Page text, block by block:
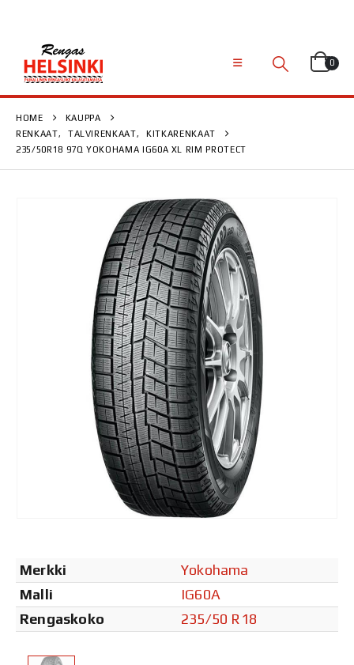
0
HOME
KAUPPA
RENKAAT, TALVIRENKAAT,
KITKARENKAAT
235/50R18 97Q YOKOHAMA IG60A XL RIM PROTECT
Merkki
Yokohama
Malli
IG60A
Rengaskoko
235/50 R18